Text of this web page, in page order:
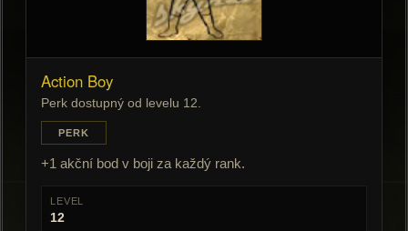
Action Boy
Perk dostupný od levelu 12.
PERK
+1 akční bod v boji za každý rank.
LEVEL
12